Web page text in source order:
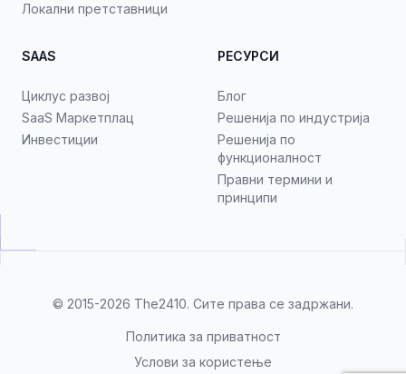
Локални претставници
SAAS
Циклус развој
SaaS Маркетплац
Инвестиции
РЕСУРСИ
Блог
Решенија по индустрија
Решенија по
функционалност
Правни термини и
принципи
© 2015-2026 The2410. Сите права се задржани.
Политика за приватност
Услови за користење